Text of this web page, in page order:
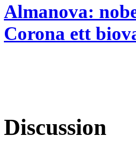
Almanova:
Corona ett
Discussion